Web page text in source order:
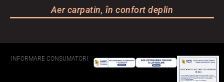
Aer carpatin, în confort deplin
INFORMARE CONSUMATORI